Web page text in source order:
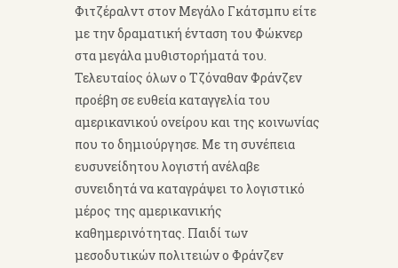
Φιτζέραλντ στον Μεγάλο Γκάτσμπυ είτε
με την δραματική ένταση του Φώκνερ
στα μεγάλα μυθιστορήματά του.
Τελευταίος όλων ο Τζόναθαν Φράνζεν
προέβη σε ευθεία καταγγελία του
αμερικανικού ονείρου και της κοινωνίας
που το δημιούργησε. Με τη συνέπεια
ευσυνείδητου λογιστή ανέλαβε
συνειδητά να καταγράψει το λογιστικό
μέρος της αμερικανικής
καθημερινότητας. Παιδί των
μεσοδυτικών πολιτειών ο Φράνζεν